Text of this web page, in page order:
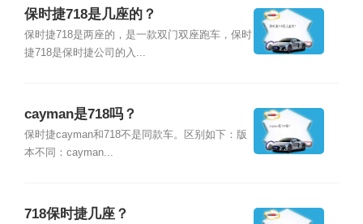
保时捷718是几座的？
保时捷718是两座的，是一款双门双座跑车，保时
捷718是保时捷公司的入...
cayman是718吗？
保时捷cayman和718不是同款车。区别如下：版
本不同：cayman...
718保时捷几座？